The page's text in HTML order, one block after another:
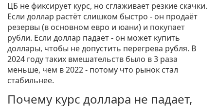
ЦБ не фиксирует курс, но сглаживает резкие скачки.
Если доллар растёт слишком быстро - он продаёт
резервы (в основном евро и юани) и покупает
рубли. Если доллар падает - он может купить
доллары, чтобы не допустить перегрева рубля. В
2024 году таких вмешательств было в 3 раза
меньше, чем в 2022 - потому что рынок стал
стабильнее.
Почему курс доллара не падает,